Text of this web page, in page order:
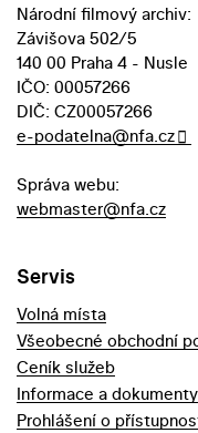
Národní filmový archiv:
Závišova 502/5
140 00 Praha 4 - Nusle
IČO: 00057266
DIČ: CZ00057266
e-podatelna@nfa.cz
Správa webu:
webmaster@nfa.cz
Servis
Volná místa
Všeobecné obchodní
Ceník služeb
Informace a dokumenty
Prohlášení o